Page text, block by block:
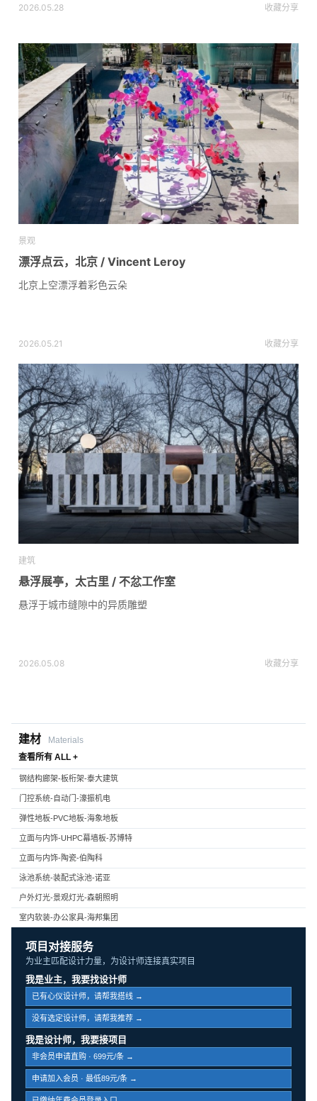
2026.05.28 收藏分享
景观
漂浮点云，北京 / Vincent Leroy
北京上空漂浮着彩色云朵
2026.05.21 收藏分享
建筑
悬浮展亭，太古里 / 不忿工作室
悬浮于城市缝隙中的异质雕塑
2026.05.08 收藏分享
建材
Materials
查看所有 ALL +
钢结构廊架-板桁架-泰大建筑
门控系统-自动门-濠振机电
弹性地板-PVC地板-海象地板
立面与内饰-UHPC幕墙板-苏博特
立面与内饰-陶瓷-伯陶科
泳池系统-装配式泳池-诺亚
户外灯光-景观灯光-森朝照明
室内软装-办公家具-海邦集团
项目对接服务
为业主匹配设计力量，为设计师连接真实项目
我是业主，我要找设计师
已有心仪设计师，请帮我搭线 →
没有选定设计师，请帮我推荐 →
我是设计师，我要接项目
非会员申请直购 · 699元/条 →
申请加入会员 · 最低89元/条 →